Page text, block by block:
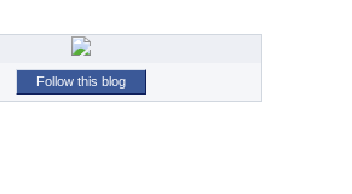
Follow this blog